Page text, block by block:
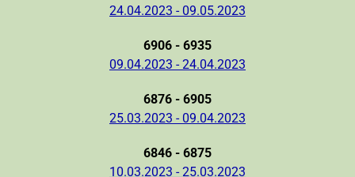
24.04.2023 - 09.05.2023
6906 - 6935
09.04.2023 - 24.04.2023
6876 - 6905
25.03.2023 - 09.04.2023
6846 - 6875
10.03.2023 - 25.03.2023